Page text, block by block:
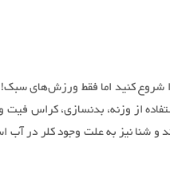
شروع کنید اما فقط ورزش‌های
از وزنه، بدنسازی، کراس فیت
نیز به علت وجود کلر در آب